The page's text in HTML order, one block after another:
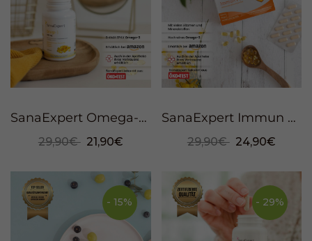
SanaExpert Omega-3, 120 Weichkapseln
29,90€ 21,90€
SanaExpert Immun Forte, 90 Kapseln
29,90€ 24,90€
- 15% - 29%